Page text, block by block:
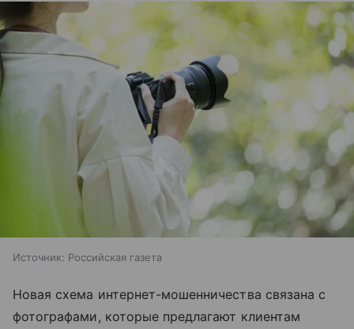
Источник: Российская газета
Новая схема интернет-мошенничества связана с
фотографами, которые предлагают клиентам